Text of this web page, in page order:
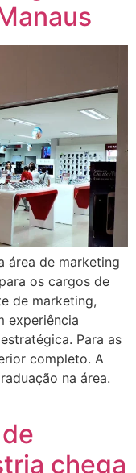
área de marketing
os cargos de
de marketing,
experiência
Para as
completo. A
na área.
chega